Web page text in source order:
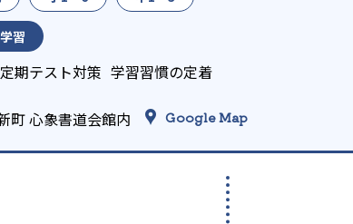
習
期テスト対策 学習習慣の定着
町 心象書道会館内
Google Map